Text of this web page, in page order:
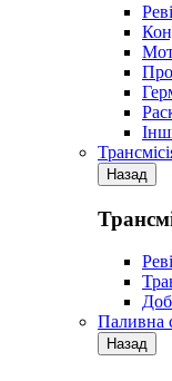
Назад
Паливна
Назад